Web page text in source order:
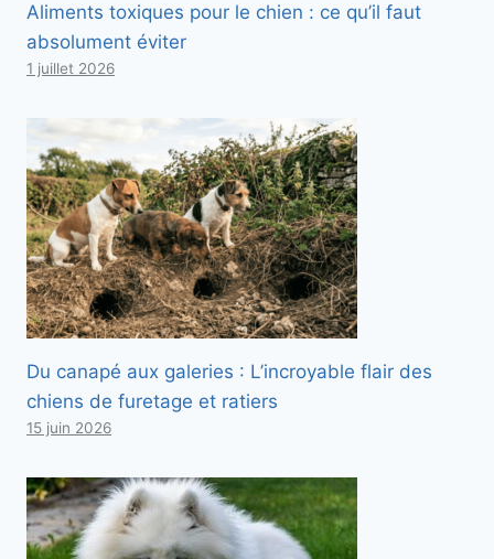
Aliments toxiques pour le chien : ce qu’il faut
absolument éviter
1 juillet 2026
Du canapé aux galeries : L’incroyable flair des
chiens de furetage et ratiers
15 juin 2026